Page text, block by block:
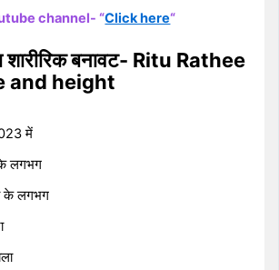
channel- “Click here“
शारीरिक बनावट- Ritu Rathee
and height
में
लगभग
के लगभग